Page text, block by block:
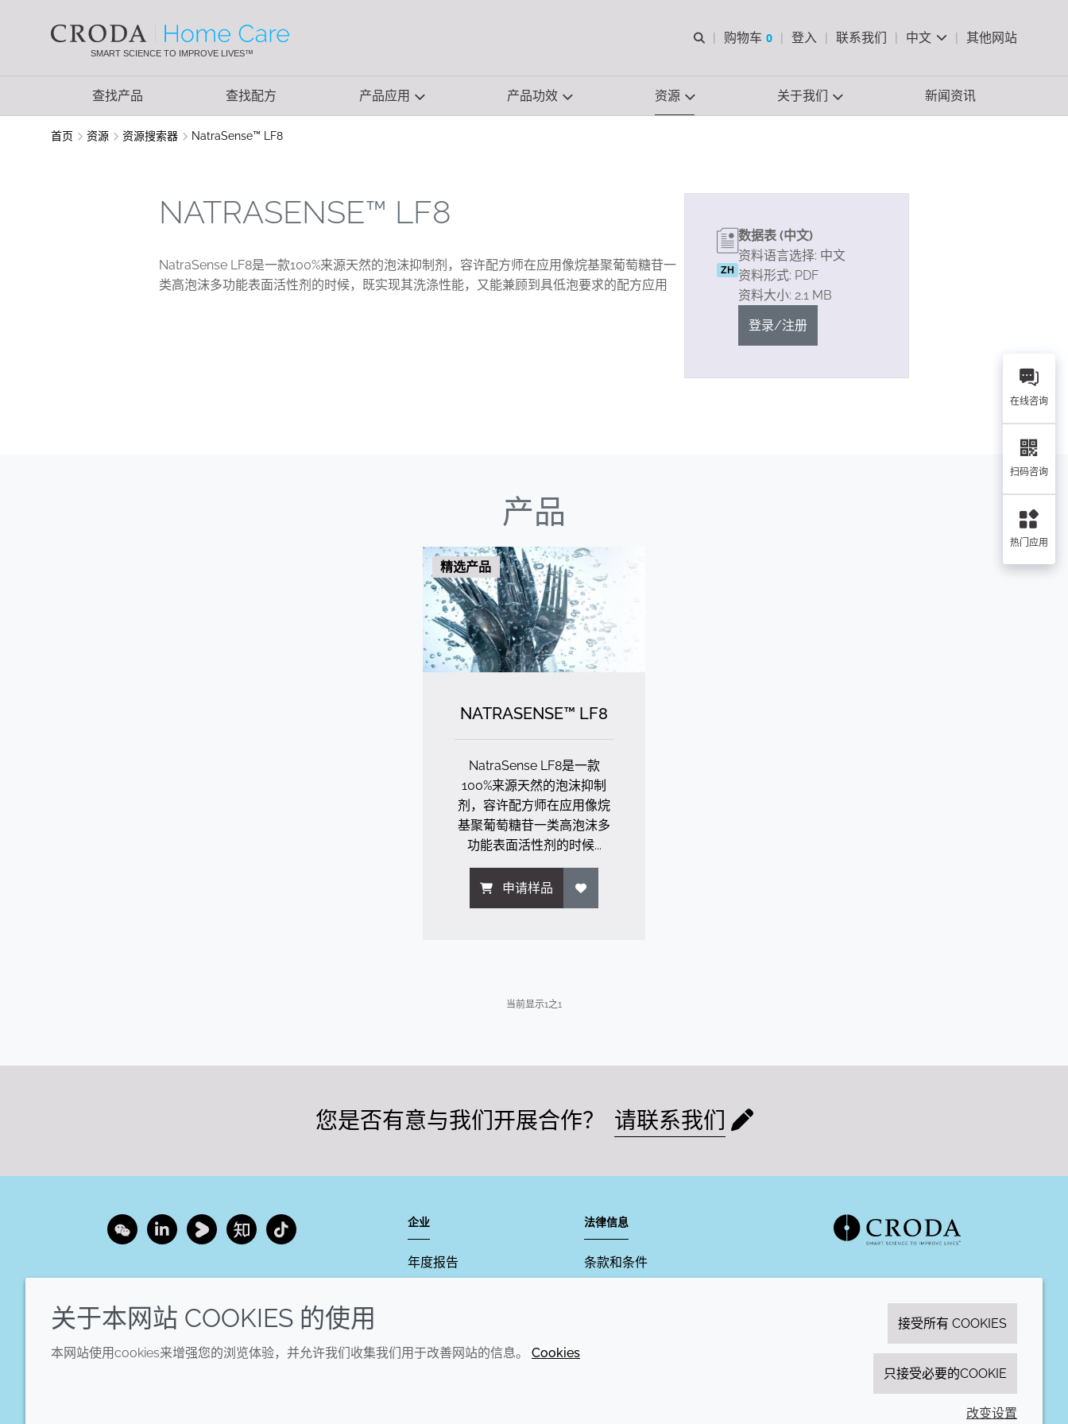
SMART SCIENCE TO IMPROVE LIVES™
Open Search
购物车 0
查看购物车
登入 联系我们 中文 其他网站
查找产品 查找配方 产品应用 产品功效 资源 关于我们 新闻资讯
首页 资源 资源搜索器 NatraSense™ LF8
NATRASENSE™ LF8
NatraSense LF8是一款100%来源天然的泡沫抑制剂，容许配方师在应用像烷基聚葡萄糖苷一
类高泡沫多功能表面活性剂的时候，既实现其洗涤性能，又能兼顾到具低泡要求的配方应用
ZH
数据表 (中文)
资料语言选择: 中文
资料形式: PDF
资料大小: 2.1 MB
登录/注册
产品
精选产品
NATRASENSE™ LF8
NatraSense LF8是一款
100%来源天然的泡沫抑制
剂，容许配方师在应用像烷
基聚葡萄糖苷一类高泡沫多
功能表面活性剂的时候...
申请样品
当前显示1之1
您是否有意与我们开展合作？ 请联系我们
WechatLinkedInYoukuZhihu Tiktok
企业
年度报告
法律信息
条款和条件
关于本网站 COOKIES 的使用
本网站使用cookies来增强您的浏览体验，并允许我们收集我们用于改善网站的信息。 Cookies
接受所有 COOKIES
只接受必要的COOKIE
改变设置
在线咨询
扫码咨询
热门应用